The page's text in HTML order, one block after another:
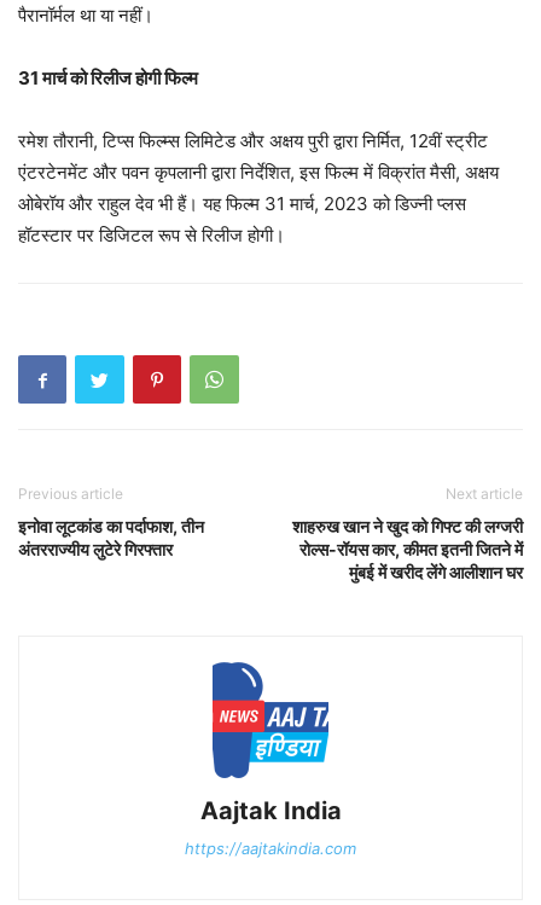
पैरानॉर्मल था या नहीं।
31 मार्च को रिलीज होगी फिल्म
रमेश तौरानी, टिप्स फिल्म्स लिमिटेड और अक्षय पुरी द्वारा निर्मित, 12वीं स्ट्रीट
एंटरटेनमेंट और पवन कृपलानी द्वारा निर्देशित, इस फिल्म में विक्रांत मैसी, अक्षय
ओबेरॉय और राहुल देव भी हैं। यह फिल्म 31 मार्च, 2023 को डिज्नी प्लस
हॉटस्टार पर डिजिटल रूप से रिलीज होगी।
Previous article
इनोवा लूटकांड का पर्दाफाश, तीन
अंतरराज्यीय लुटेरे गिरफ्तार
Next article
शाहरुख खान ने खुद को गिफ्ट की लग्जरी
रोल्स-रॉयस कार, कीमत इतनी जितने में
मुंबई में खरीद लेंगे आलीशान घर
Aajtak India
https://aajtakindia.com